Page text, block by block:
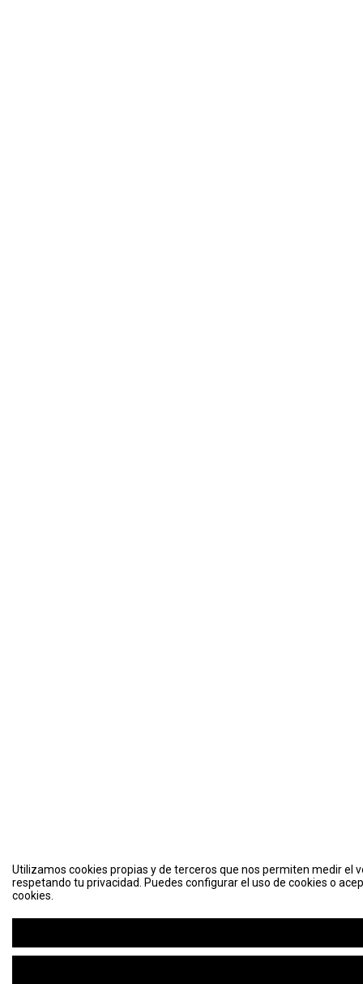
Utilizamos cookies propias y de terceros que nos permiten medir el
respetando tu privacidad. Puedes configurar el uso de cookies o
cookies.